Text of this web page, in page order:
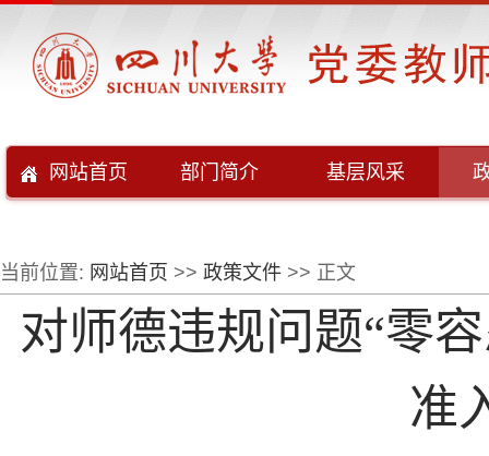
网站首页 部门简介 基层风采
当前位置: 网站首页 >> 政策文件 >> 正文
对师德违规问题“零
准